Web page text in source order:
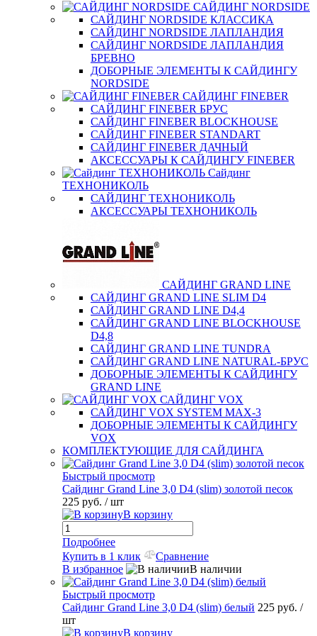
САЙДИНГ NORDSIDE
САЙДИНГ NORDSIDE КЛАССИКА
САЙДИНГ NORDSIDE ЛАПЛАНДИЯ
САЙДИНГ NORDSIDE ЛАПЛАНДИЯ
БРЕВНО
ДОБОРНЫЕ ЭЛЕМЕНТЫ К САЙДИНГУ
NORDSIDE
САЙДИНГ FINEBER
САЙДИНГ FINEBER БРУС
САЙДИНГ FINEBER BLOCKHOUSE
САЙДИНГ FINEBER STANDART
САЙДИНГ FINEBER ДАЧНЫЙ
АКСЕССУАРЫ К САЙДИНГУ FINEBER
Сайдинг
ТЕХНОНИКОЛЬ
САЙДИНГ ТЕХНОНИКОЛЬ
АКСЕССУАРЫ ТЕХНОНИКОЛЬ
САЙДИНГ GRAND LINE
САЙДИНГ GRAND LINE SLIM D4
САЙДИНГ GRAND LINE D4,4
САЙДИНГ GRAND LINE BLOCKHOUSE
D4,8
САЙДИНГ GRAND LINE TUNDRA
САЙДИНГ GRAND LINE NATURAL-БРУС
ДОБОРНЫЕ ЭЛЕМЕНТЫ К САЙДИНГУ
GRAND LINE
САЙДИНГ VOX
САЙДИНГ VOX SYSTEM MAX-3
ДОБОРНЫЕ ЭЛЕМЕНТЫ К САЙДИНГУ
VOX
КОМПЛЕКТУЮЩИЕ ДЛЯ САЙДИНГА
Быстрый просмотр
Сайдинг Grand Line 3,0 D4 (slim) золотой песок
225 руб. / шт
В корзину
Подробнее
Купить в 1 клик
Сравнение
В избранное
В наличии
Быстрый просмотр
Сайдинг Grand Line 3,0 D4 (slim) белый 225 руб. /
шт
В корзину